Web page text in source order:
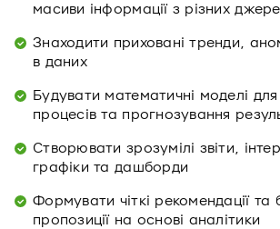
масиви інформації з різних
Знаходити приховані тренди,
в даних
Будувати математичні моделі для
процесів та прогнозування
Створювати зрозумілі звіти,
графіки та дашборди
Формувати чіткі рекомендації та
пропозиції на основі аналітики